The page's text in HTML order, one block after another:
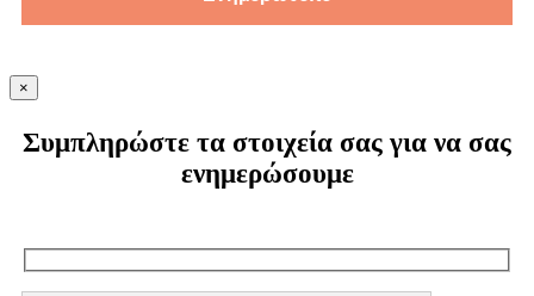
×
Συμπληρώστε τα στοιχεία σας για να σας
ενημερώσουμε